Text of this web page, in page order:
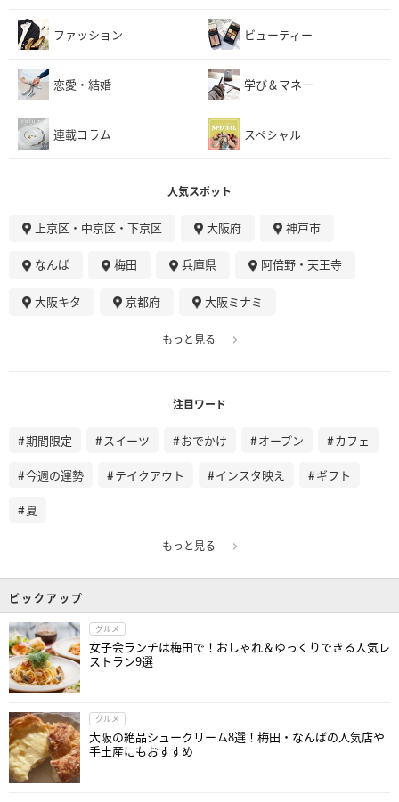
ファッション ビューティー
恋愛・結婚 学び＆マネー
連載コラム スペシャル
人気スポット
上京区・中京区・下京区 大阪府 神戸市
なんば 梅田 兵庫県 阿倍野・天王寺
大阪キタ 京都府 大阪ミナミ
もっと見る
注目ワード
期間限定 スイーツ おでかけ オープン カフェ
今週の運勢 テイクアウト インスタ映え ギフト
夏
もっと見る
ピックアップ
グルメ
女子会ランチは梅田で！おしゃれ＆ゆっくりできる人気レ
ストラン9選
グルメ
大阪の絶品シュークリーム8選！梅田・なんばの人気店や
手土産にもおすすめ